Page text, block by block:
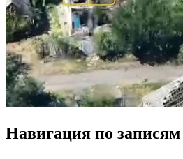
Навигация по записям